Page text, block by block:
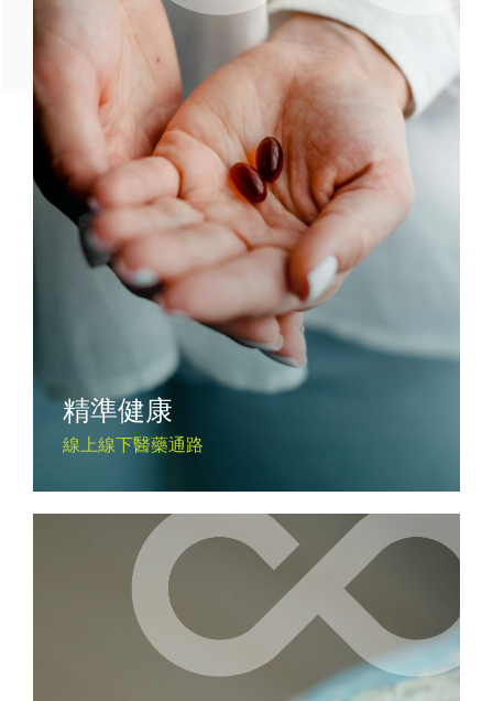
精準健康
線上線下醫藥通路